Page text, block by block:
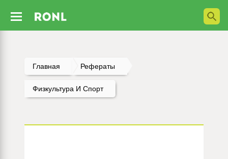
Главная Рефераты
Физкультура И Спорт